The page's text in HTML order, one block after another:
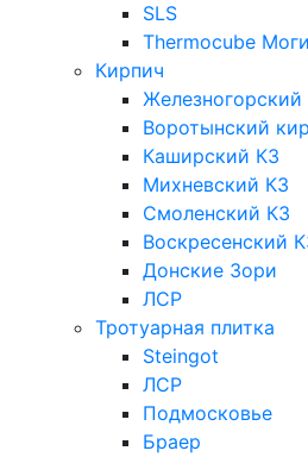
SLS
Thermocube
Кирпич
Железногорский
Воротынский
Каширский КЗ
Михневский КЗ
Смоленский КЗ
Воскресенский
Донские Зори
ЛСР
Тротуарная плитка
Steingot
ЛСР
Подмосковье
Браер